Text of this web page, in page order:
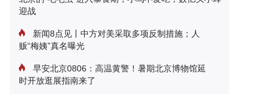
迎战
新闻8点见丨中方对美采取多项反制措施；人
贩“梅姨”真名曝光
早安北京0806：高温黄警！暑期北京博物馆延
时开放逛展指南来了